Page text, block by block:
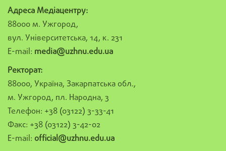
Адреса Медіацентру:
88000 м. Ужгород,
вул. Університетська, 14, к. 231
E-mail: media@uzhnu.edu.ua
Ректорат:
88000, Україна, Закарпатська обл.,
м. Ужгород, пл. Народна, 3
Телефон: +38 (03122) 3-33-41
Факс: +38 (03122) 3-42-02
E-mail: official@uzhnu.edu.ua